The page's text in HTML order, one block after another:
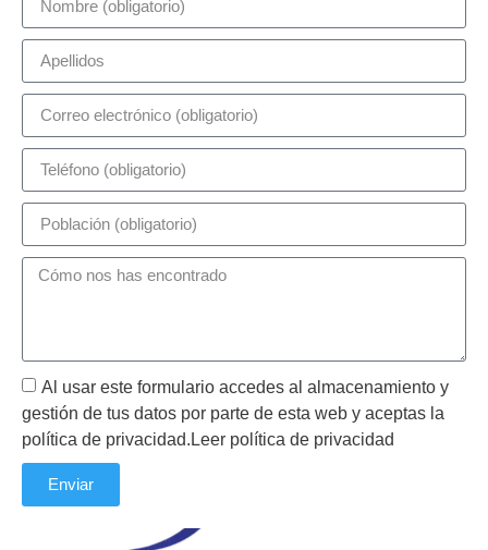
Al usar este formulario accedes al almacenamiento y
gestión de tus datos por parte de esta web y aceptas la
política de privacidad.Leer política de privacidad
Enviar